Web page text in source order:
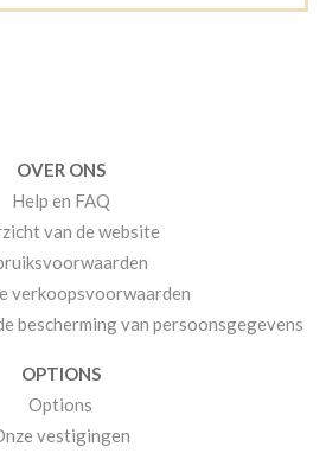
OVER ONS
Help en FAQ
van de website
verkoopsvoorwaarden
bescherming van persoonsgegevens
OPTIONS
Options
vestigingen